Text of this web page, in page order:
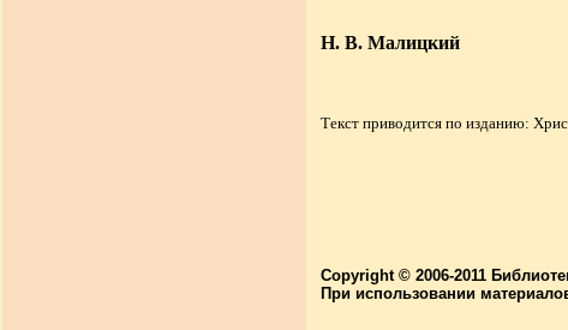
Н. В. Малицкий
Текст приводится по изданию:
Copyright © 2006-2011
При использовании